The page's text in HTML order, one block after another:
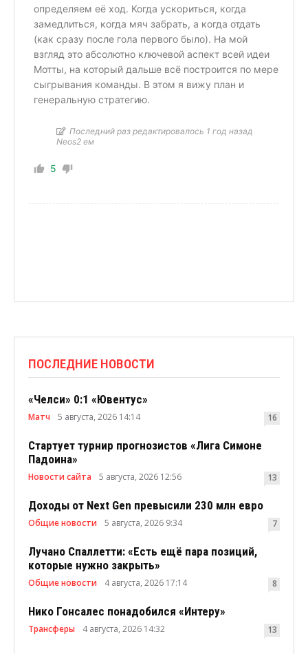
определяем её ход. Когда ускориться, когда
замедлиться, когда мяч забрать, а когда отдать
(как сразу после гола первого было). На мой
взгляд это абсолютно ключевой аспект всей идеи
Мотты, на который дальше всё построится по мере
сыгрывания команды. В этом я вижу план и
генеральную стратегию.
Последний раз редактировалось 1 год назад
Neos2 ем
5
ПОСЛЕДНИЕ НОВОСТИ
«Челси» 0:1 «Ювентус»
Матч 5 августа, 2026 14:14 16
Стартует турнир прогнозистов «Лига Симоне
Падоина»
Новости сайта 5 августа, 2026 12:56 13
Доходы от Next Gen превысили 230 млн евро
Общие новости 5 августа, 2026 9:34 7
Лучано Спаллетти: «Есть ещё пара позиций,
которые нужно закрыть»
Общие новости 4 августа, 2026 17:14 8
Нико Гонсалес понадобился «Интеру»
Трансферы 4 августа, 2026 14:32 13